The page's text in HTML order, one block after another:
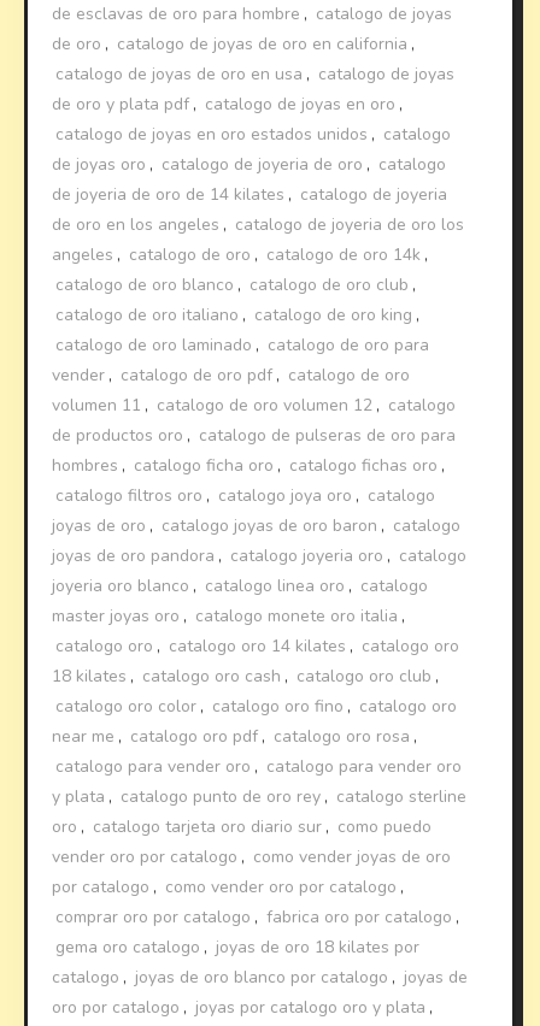
de esclavas de oro para hombre , catalogo de joyas
de oro , catalogo de joyas de oro en california ,
catalogo de joyas de oro en usa , catalogo de joyas
de oro y plata pdf , catalogo de joyas en oro ,
catalogo de joyas en oro estados unidos , catalogo
de joyas oro , catalogo de joyeria de oro , catalogo
de joyeria de oro de 14 kilates , catalogo de joyeria
de oro en los angeles , catalogo de joyeria de oro los
angeles , catalogo de oro , catalogo de oro 14k ,
catalogo de oro blanco , catalogo de oro club ,
catalogo de oro italiano , catalogo de oro king ,
catalogo de oro laminado , catalogo de oro para
vender , catalogo de oro pdf , catalogo de oro
volumen 11 , catalogo de oro volumen 12 , catalogo
de productos oro , catalogo de pulseras de oro para
hombres , catalogo ficha oro , catalogo fichas oro ,
catalogo filtros oro , catalogo joya oro , catalogo
joyas de oro , catalogo joyas de oro baron , catalogo
joyas de oro pandora , catalogo joyeria oro , catalogo
joyeria oro blanco , catalogo linea oro , catalogo
master joyas oro , catalogo monete oro italia ,
catalogo oro , catalogo oro 14 kilates , catalogo oro
18 kilates , catalogo oro cash , catalogo oro club ,
catalogo oro color , catalogo oro fino , catalogo oro
near me , catalogo oro pdf , catalogo oro rosa ,
catalogo para vender oro , catalogo para vender oro
y plata , catalogo punto de oro rey , catalogo sterline
oro , catalogo tarjeta oro diario sur , como puedo
vender oro por catalogo , como vender joyas de oro
por catalogo , como vender oro por catalogo ,
comprar oro por catalogo , fabrica oro por catalogo ,
gema oro catalogo , joyas de oro 18 kilates por
catalogo , joyas de oro blanco por catalogo , joyas de
oro por catalogo , joyas por catalogo oro y plata ,